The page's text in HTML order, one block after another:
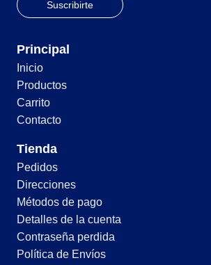
Principal
Inicio
Productos
Carrito
Contacto
Tienda
Pedidos
Direcciones
Métodos de pago
Detalles de la cuenta
Contraseña perdida
Política de Envíos